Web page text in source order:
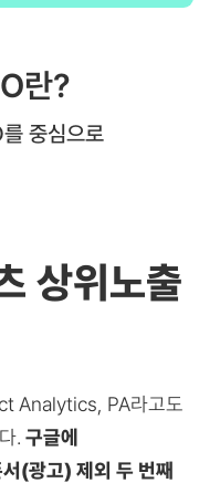
란?
중심으로
상위노출
Analytics, PA라고도
. 구글에
(광고) 제외 두 번째